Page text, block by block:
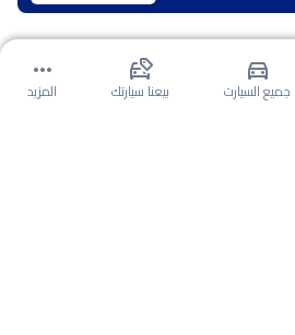
جميع السيارت بيعنا سيارتك المزيد